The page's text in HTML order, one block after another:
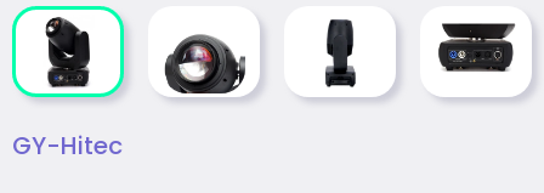
GY-Hitec